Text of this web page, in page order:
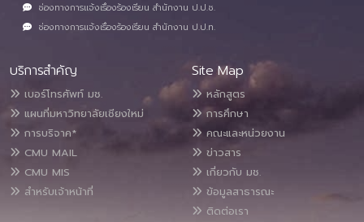
ช่องทางการแจ้งเรื่องร้องเรียน สำนักงาน ป.ป.ช.
ช่องทางการแจ้งเรื่องร้องเรียน สำนักงาน ป.ป.ท.
บริการสำคัญ
เบอร์โทรศัพท์ มช.
แผนที่มหาวิทยาลัยเชียงใหม่
การบริจาค*
CMU MAIL
CMU MIS
สำหรับเจ้าหน้าที่
Site Map
หลักสูตร
การศึกษา
คณะและหน่วยงาน
ข่าวสาร
เกี่ยวกับ มช.
ข้อมูลสาธารณะ
ติดต่อเรา